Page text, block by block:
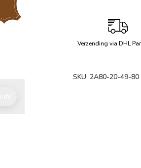
Verzending via DHL
SKU: 2A80-20-49-80